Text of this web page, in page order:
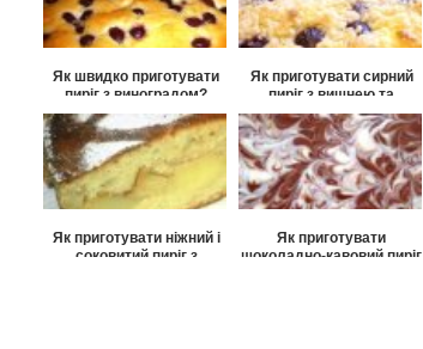
Як швидко приготувати
пиріг з виноградом?
Як приготувати сирний
пиріг з вишнею та
штройзелем?
Як приготувати ніжний і
соковитий пиріг з
Як приготувати
шоколадно-кавовий пиріг